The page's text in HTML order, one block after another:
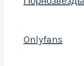
Onlyfans